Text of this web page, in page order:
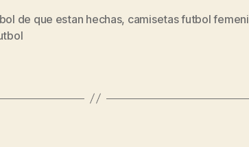
de que estan hechas, camisetas futbol